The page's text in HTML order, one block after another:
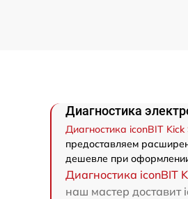
Диагностика
Диагностика iconBIT
предоставляем
дешевле при
Диагностика iconBIT
наш мастер доставит